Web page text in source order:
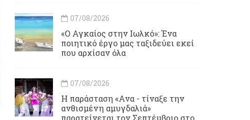
07/08/2026
«Ο Αγκαίος στην Ιωλκό»: Ένα
ποιητικό έργο μας ταξιδεύει εκεί
που αρχίσαν όλα
07/08/2026
Η παράσταση «Ανα - τίναξε την
ανθισμένη αμυγδαλιά»
παρατείνεται τον Σεπτέμβριο στο